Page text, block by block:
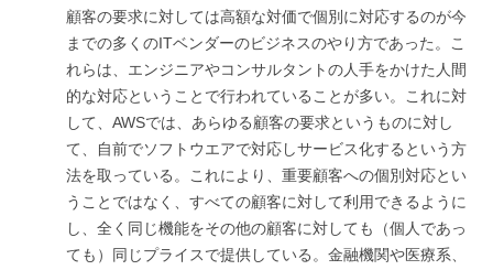
顧客の要求に対しては高額な対価で個別に対応するのが今
までの多くのITベンダーのビジネスのやり方であった。こ
れらは、エンジニアやコンサルタントの人手をかけた人間
的な対応ということで行われていることが多い。これに対
して、AWSでは、あらゆる顧客の要求というものに対し
て、自前でソフトウエアで対応しサービス化するという方
法を取っている。これにより、重要顧客への個別対応とい
うことではなく、すべての顧客に対して利用できるように
し、全く同じ機能をその他の顧客に対しても（個人であっ
ても）同じプライスで提供している。金融機関や医療系、